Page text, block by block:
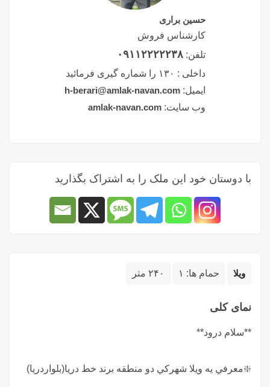
ویلا حمام ها: ۱ ۲۴۰ متر
نمای کلی
**سلام درود**
❇️معرفي يه ويلا شهركي دو منطقه برند خط دريا(بلواردريا)
حسین براری
کارشناس فروش
تلفن: ۰۹۱۱۲۲۲۲۲۳۸
داخلی : ۱۳۰ را شماره گیری فرمائید
ایمیل: h-berari@amlak-navan.com
وب سایت: amlak-navan.com
با دوستان خود این ملک را به اشتراک بگذارید